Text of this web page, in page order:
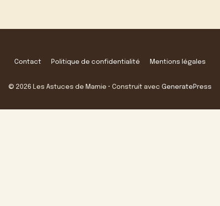
Contact Politique de confidentialité Mentions légales
© 2026 Les Astuces de Mamie • Construit avec GeneratePress